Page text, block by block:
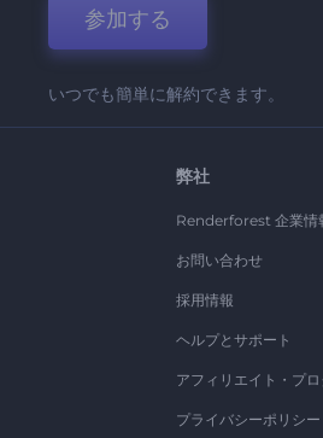
参加する
いつでも簡単に解約できます。
弊社
Renderforest 企業情
お問い合わせ
採用情報
ヘルプとサポート
アフィリエイト・プロ
プライバシーポリシー